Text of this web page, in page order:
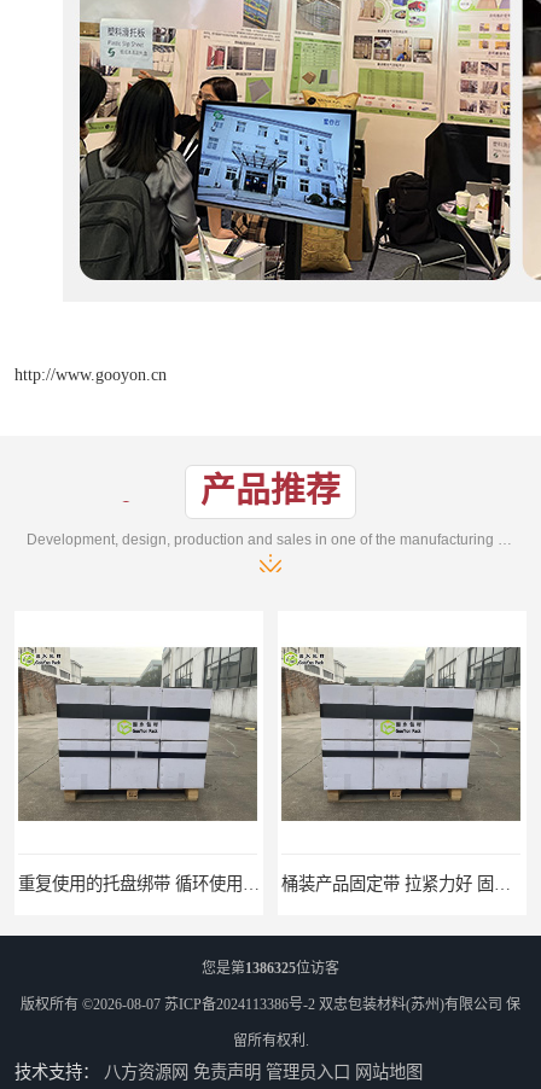
http://www.gooyon.cn
产品推荐
桶装产品固定带 拉紧力好 固永包材 托盘运输网兜 固永包材
您是第1386325位访客
版权所有 ©2026-08-07 苏ICP备2024113386号-2 双忠包装材料(苏州)有限公司 保
留所有权利.
技术支持： 八方资源网 免责声明 管理员入口 网站地图